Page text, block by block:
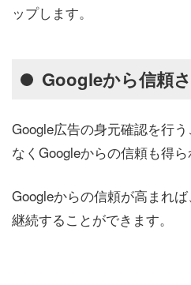
ップします。
Googleから信頼
Google広告の身元確認を行
なくGoogleからの信頼も得ら
Googleからの信頼が高まれ
継続することができます。